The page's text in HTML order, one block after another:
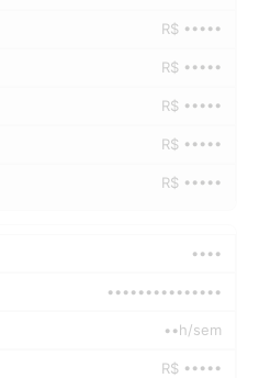
R$ •••••
R$ •••••
R$ •••••
R$ •••••
R$ •••••
••••
•••••••••••••••
••h/sem
R$ •••••